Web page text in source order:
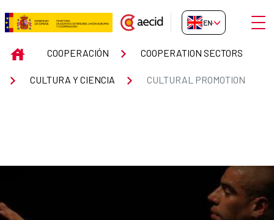
Skip to Main Content
CULTURAL PROMOTION
EN-GB
INICIOCOOPERACIÓN COOPERATION SECTORS
CULTURA Y CIENCIA CULTURAL PROMOTION